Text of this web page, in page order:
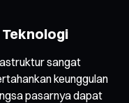
sangat
keunggulan
pasarnya dapat